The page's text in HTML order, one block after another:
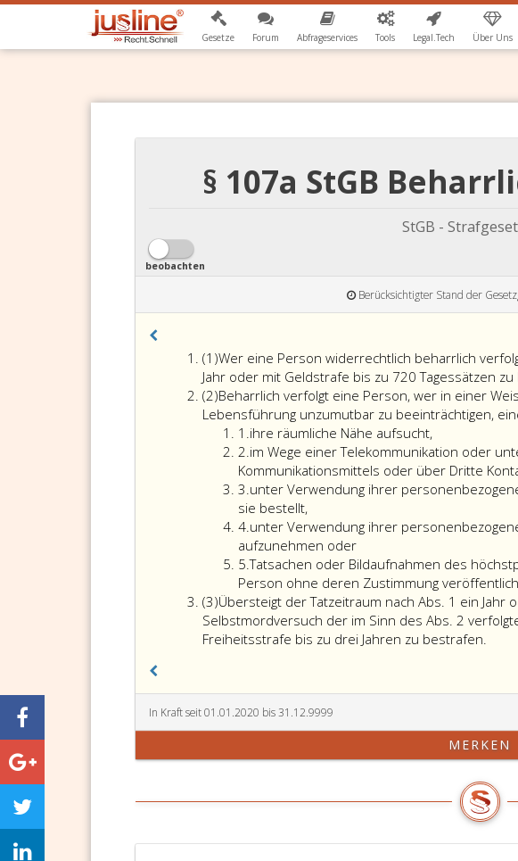
Gesetze Forum Abfrageservices Tools Legal.Tech Über Uns
§ 107a StGB
StGB -
beobachten
Berücksichtigter Stand der
(1)Absatz
eins
Wer eine Person widerrechtlich beharrlich
Jahr oder mit Geldstrafe bis zu 720 Tagessätzen
(2)Absatz
2
Beharrlich verfolgt eine Person, wer in einer
Lebensführung unzumutbar zu beeinträchtigen,
1.Ziffer
eins
ihre räumliche Nähe aufsucht,
2.Ziffer
2
im Wege einer Telekommunikation oder
Kommunikationsmittels oder über Dritte
3.Ziffer
3
unter Verwendung ihrer
sie bestellt,
4.Ziffer
4
unter Verwendung ihrer
aufzunehmen oder
5.Ziffer
5
Tatsachen oder Bildaufnahmen des
Person ohne deren Zustimmung
(3)Absatz
3
Übersteigt der Tatzeitraum nach Abs. 1 ein
Selbstmordversuch der im Sinn des Abs. 2
Freiheitsstrafe bis zu drei Jahren zu bestrafen.
nach
eins,
ein
oder
hat
die
Tat
In Kraft seit 01.01.2020 bis 31.12.9999
MERKEN